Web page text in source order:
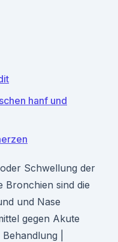
hanf und
Schwellung der
Bronchien sind die
und Nase
gegen Akute
|